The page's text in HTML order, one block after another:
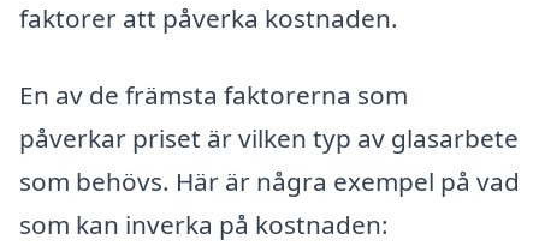
faktorer att påverka kostnaden.
En av de främsta faktorerna som
påverkar priset är vilken typ av glasarbete
som behövs. Här är några exempel på vad
som kan inverka på kostnaden: